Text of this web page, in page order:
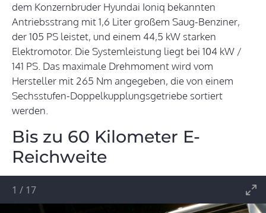
dem Konzernbruder Hyundai Ioniq bekannten
Antriebsstrang mit 1,6 Liter großem Saug-Benziner,
der 105 PS leistet, und einem 44,5 kW starken
Elektromotor. Die Systemleistung liegt bei 104 kW /
141 PS. Das maximale Drehmoment wird vom
Hersteller mit 265 Nm angegeben, die von einem
Sechsstufen-Doppelkupplungsgetriebe sortiert
werden.
Bis zu 60 Kilometer E-
Reichweite
1 / 17